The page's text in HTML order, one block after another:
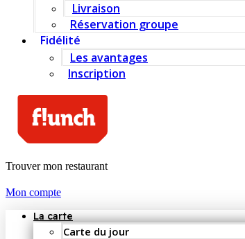
Livraison
Réservation groupe
Fidélité
Les avantages
Inscription
Trouver mon restaurant
Mon compte
La carte
Carte du jour